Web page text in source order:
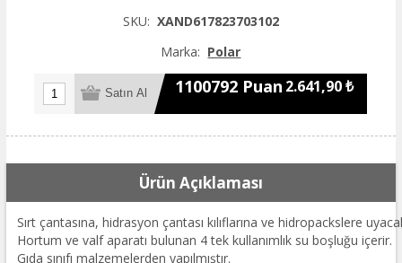
SKU: XAND617823703102
Marka: Polar
1100792 Puan 2.641,90 ₺
Ürün Açıklaması
Sırt çantasına, hidrasyon çantası kılıflarına ve hidropackslere
Hortum ve valf aparatı bulunan 4 tek kullanımlık su boşluğu içerir.
Gıda sınıfı malzemelerden yapılmıştır.